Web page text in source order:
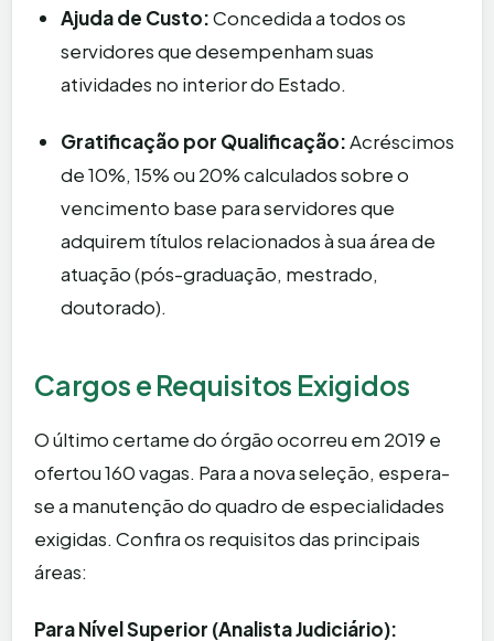
Ajuda de Custo:Concedida a todos os
servidores que desempenham suas
atividades no interior do Estado.
Gratificação por Qualificação:Acréscimos
de 10%, 15% ou 20% calculados sobre o
vencimento base para servidores que
adquirem títulos relacionados à sua área de
atuação (pós-graduação, mestrado,
doutorado).
Cargos e Requisitos Exigidos
O último certame do órgão ocorreu em 2019 e
ofertou 160 vagas. Para a nova seleção, espera-
se a manutenção do quadro de especialidades
exigidas. Confira os requisitos das principais
áreas:
Para Nível Superior (Analista Judiciário):